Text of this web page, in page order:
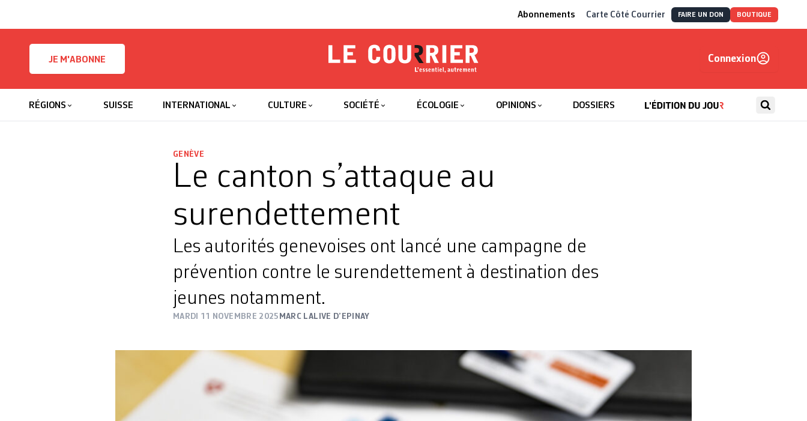
Abonnements Carte Côté Courrier FAIRE UN DON BOUTIQUE
JE M'ABONNE
Le Courrier
Connexion
RÉGIONS SUISSE INTERNATIONAL CULTURE SOCIÉTÉ ÉCOLOGIE OPINIONS DOSSIERS
GENÈVE
Le canton s’attaque au
surendettement
Les autorités genevoises ont lancé une campagne de
prévention contre le surendettement à destination des
jeunes notamment.
MARDI 11 NOVEMBRE 2025 MARC LALIVE D’EPINAY